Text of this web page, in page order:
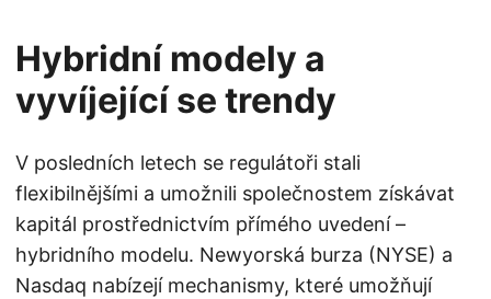
Hybridní modely a
vyvíjející se trendy
V posledních letech se regulátoři stali
flexibilnějšími a umožnili společnostem získávat
kapitál prostřednictvím přímého uvedení –
hybridního modelu. Newyorská burza (NYSE) a
Nasdaq nabízejí mechanismy, které umožňují